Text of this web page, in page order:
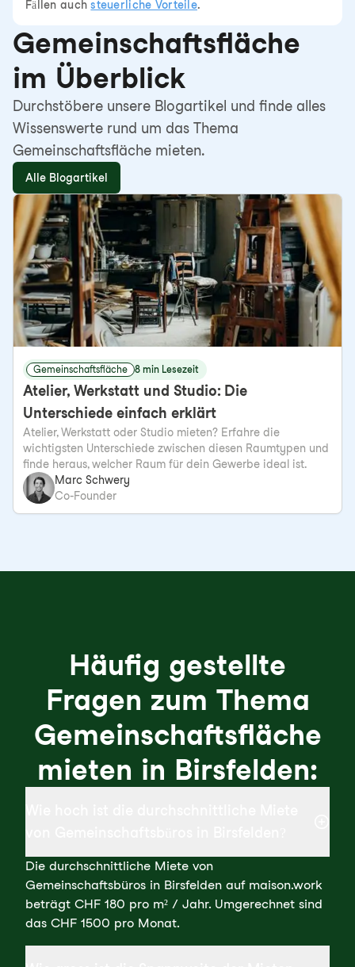
Fällen auchsteuerliche Vorteile.
Gemeinschaftsfläche
im Überblick
Durchstöbere unsere Blogartikel und finde alles
Wissenswerte rund um das Thema
Gemeinschaftsfläche mieten.
Alle Blogartikel
Gemeinschaftsfläche 8 min Lesezeit
Atelier, Werkstatt und Studio: Die
Unterschiede einfach erklärt
Atelier, Werkstatt oder Studio mieten? Erfahre die
wichtigsten Unterschiede zwischen diesen Raumtypen und
finde heraus, welcher Raum für dein Gewerbe ideal ist.
Marc Schwery
Co-Founder
Häufig gestellte
Fragen zum Thema
Gemeinschaftsfläche
mieten in Birsfelden:
Die durchschnittliche Miete von
Gemeinschaftsbüros in Birsfelden auf maison.work
beträgt CHF 180 pro m² / Jahr. Umgerechnet sind
das CHF 1500 pro Monat.